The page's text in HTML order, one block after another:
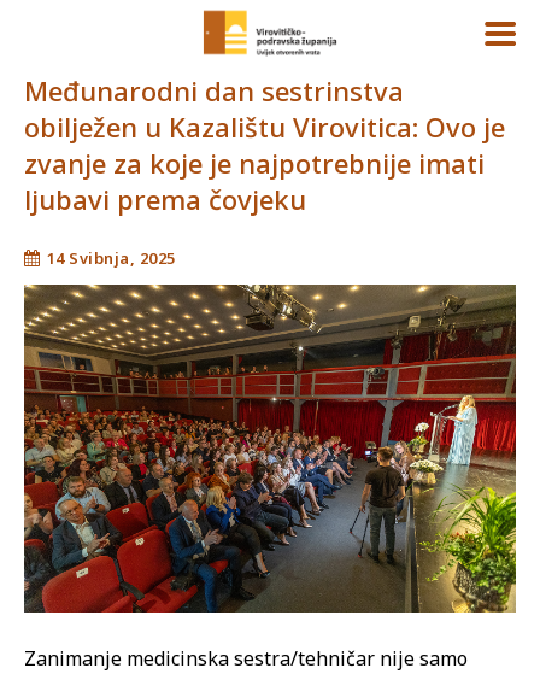
Međunarodni dan sestrinstva
obilježen u Kazalištu Virovitica: Ovo je
zvanje za koje je najpotrebnije imati
ljubavi prema čovjeku
14 Svibnja, 2025
Zanimanje medicinska sestra/tehničar nije samo